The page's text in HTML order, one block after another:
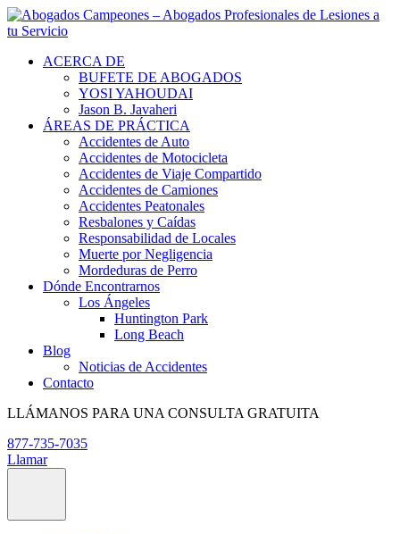
ACERCA DE
BUFETE DE ABOGADOS
YOSI YAHOUDAI
Jason B. Javaheri
ÁREAS DE PRÁCTICA
Accidentes de Auto
Accidentes de Motocicleta
Accidentes de Viaje Compartido
Accidentes de Camiones
Accidentes Peatonales
Resbalones y Caídas
Responsabilidad de Locales
Muerte por Negligencia
Mordeduras de Perro
Dónde Encontrarnos
Los Ángeles
Huntington Park
Long Beach
Blog
Noticias de Accidentes
Contacto
LLÁMANOS PARA UNA CONSULTA GRATUITA
877-735-7035
Llamar